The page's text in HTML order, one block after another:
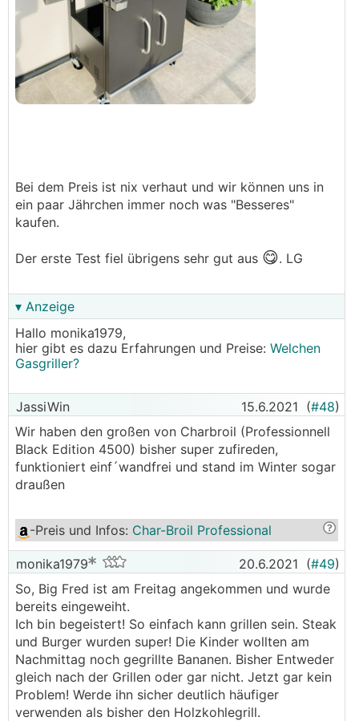
Bei dem Preis ist nix verhaut und wir können uns in
ein paar Jährchen immer noch was "Besseres"
kaufen.
Der erste Test fiel übrigens sehr gut aus 😋. LG
▾ Anzeige
Hallo monika1979,
hier gibt es dazu Erfahrungen und Preise: Welchen
Gasgriller?
JassiWin 15.6.2021 (#48)
Wir haben den großen von Charbroil (Professionnell
Black Edition 4500) bisher super zufireden,
funktioniert einf´wandfrei und stand im Winter sogar
draußen
-Preis und Infos: Char-Broil Professional
monika1979 20.6.2021 (#49)
So, Big Fred ist am Freitag angekommen und wurde
bereits eingeweiht.
Ich bin begeistert! So einfach kann grillen sein. Steak
und Burger wurden super! Die Kinder wollten am
Nachmittag noch gegrillte Bananen. Bisher Entweder
gleich nach der Grillen oder gar nicht. Jetzt gar kein
Problem! Werde ihn sicher deutlich häufiger
verwenden als bisher den Holzkohlegrill.